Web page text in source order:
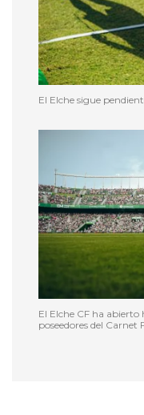
El Elche sigue
El Elche CF ha abierto
poseedores del Carnet